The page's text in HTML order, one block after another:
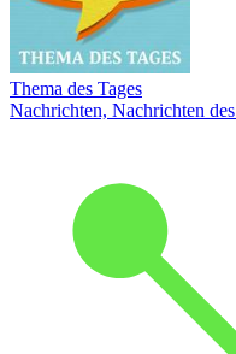
Thema des Tages
Nachrichten, Nachrichten